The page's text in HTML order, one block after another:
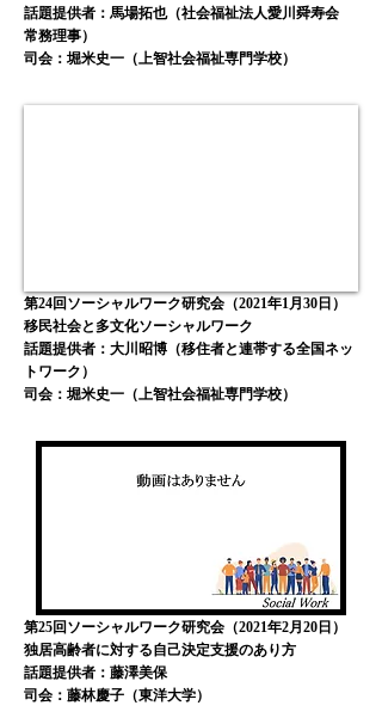
話題提供者：馬場拓也（社会福祉法人愛川舜寿会
常務理事）
司会：堀米史一 （上智社会福祉専門学校）
第24回ソーシャルワーク研究会（2021年1月30日）
移民社会と多文化ソーシャルワーク
話題提供者：大川昭博（移住者と連帯する全国ネッ
トワーク）
司会：堀米史一 （上智社会福祉専門学校）
第25回ソーシャルワーク研究会（2021年2月20日）
独居高齢者に対する自己決定支援のあり方
話題提供者：藤澤美保
​司会：藤林慶子（東洋大学）